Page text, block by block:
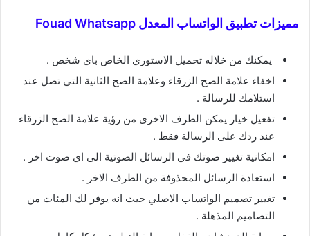
مميزات تطبيق الواتساب المعدل Fouad Whatsapp
يمكنك من خلاله تحميل الاستوري الخاص باي شخص .
اخفاء علامة الصح الزرقاء وعلامة الصح الثانية التي تصل عند
استلامك للرسالة .
تفعيل خيار يمكن الطرف الاخرى من رؤية علامة الصح الزرقاء
عند ردك على الرسالة فقط .
امكانية تغيير صوتك في الرسائل الصوتية الى اي صوت اخر .
استعادة الرسائل المحذوفة من الطرف الاخر .
تغيير تصميم الواتساب الاصلي حيث انه يوفر لك المئات من
التصاميم المذهلة .